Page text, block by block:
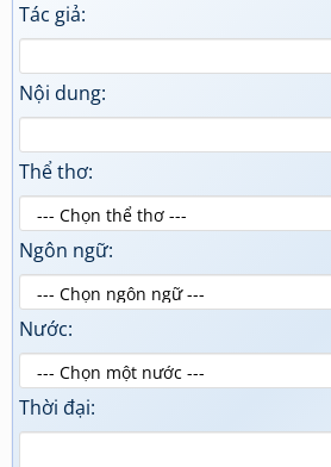
Tác giả:
Nội dung:
Thể thơ:
Ngôn ngữ:
Nước:
Thời đại: